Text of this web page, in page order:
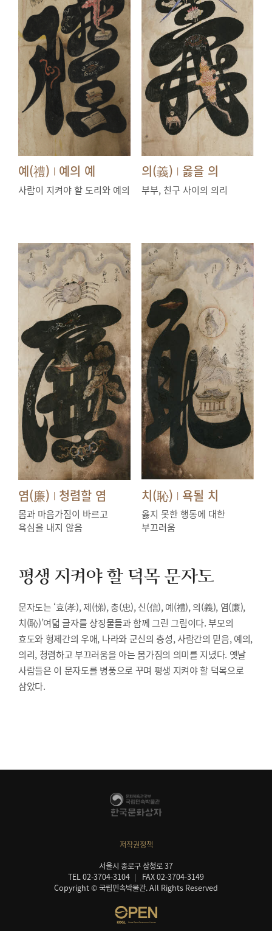
예(禮) | 예의 예
사람이 지켜야 할 도리와 예의
의(義) | 옳을 의
부부, 친구 사이의 의리
염(廉) | 청렴할 염
몸과 마음가짐이 바르고
욕심을 내지 않음
치(恥) | 욕될 치
옳지 못한 행동에 대한
부끄러움
평생 지켜야 할 덕목 문자도
문자도는 ‘효(孝), 제(悌), 충(忠), 신(信), 예(禮), 의(義), 염(廉),
치(恥)’여덟 글자를 상징물들과 함께 그린 그림이다. 부모의
효도와 형제간의 우애, 나라와 군신의 충성, 사람간의 믿음, 예의,
의리, 청렴하고 부끄러움을 아는 몸가짐의 의미를 지녔다. 옛날
사람들은 이 문자도를 병풍으로 꾸며 평생 지켜야 할 덕목으로
삼았다.
저작권정책
서울시 종로구 삼청로 37
TEL 02-3704-3104
FAX 02-3704-3149
Copyright © 국립민속박물관. All Rights Reserved